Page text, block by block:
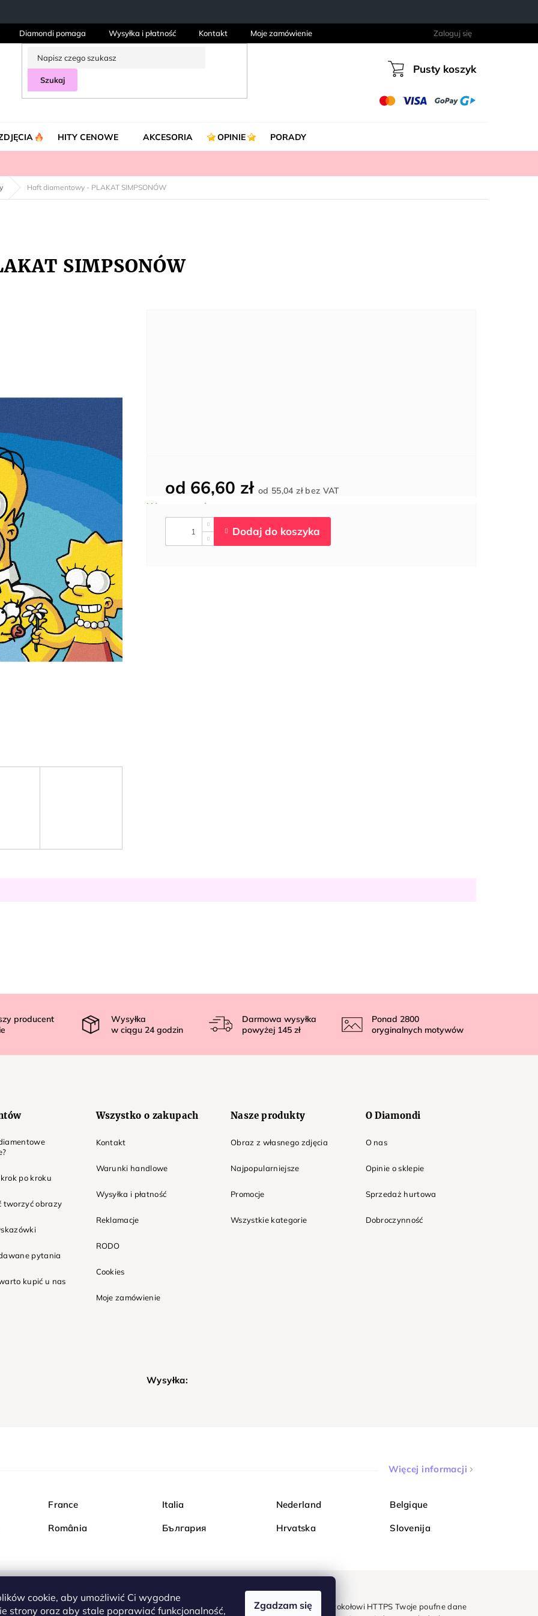
cookie, aby umożliwić Ci wygodne
strony oraz aby stale poprawiać funkcjonalność,
Zgadzam się
Diamondi pomaga Wysyłka i płatność Kontakt Moje zamówienie Zaloguj się
Szukaj Koszyk
Pusty koszyk
HITY CENOWE AKCESORIA OPINIE PORADY
Haft diamentowy - PLAKAT SIMPSONÓW
SIMPSONÓW
od 66,60 zł od 55,04 złbez VAT
producent
Wysyłka
w ciągu 24 godzin
Darmowa wysyłka
powyżej 145 zł
Ponad 2800
oryginalnych motywów
po kroku
tworzyć obrazy
pytania
kupić u nas
Wszystko o zakupach
Kontakt
Warunki handlowe
Wysyłka i płatność
Reklamacje
RODO
Cookies
Moje zamówienie
Nasze produkty
Obraz z własnego zdjęcia
Najpopularniejsze
Promocje
Wszystkie kategorie
O Diamondi
O nas
Opinie o sklepie
Sprzedaż hurtowa
Dobroczynność
Wysyłka:
Więcej informacji
France Italia Nederland Belgique
România България Hrvatska Slovenija
Kupuj bezpiecznie w Diamondi. Dzięki protokołowi HTTPS Twoje poufne dane